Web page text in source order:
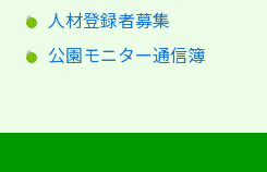
人材登録者募集
公園モニター通信簿